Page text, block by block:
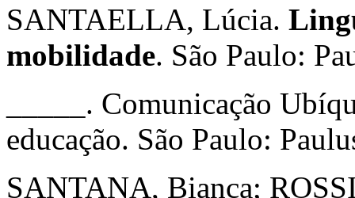
SANTAELLA, Lúcia.
mobilidade. São Paulo:
_____. Comunicação
educação. São Paulo:
SANTANA, Bianca;